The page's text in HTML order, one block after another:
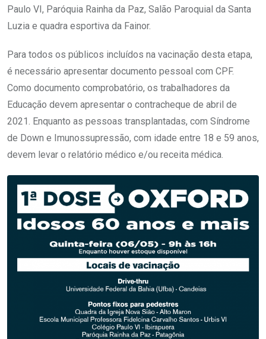
Paulo VI, Paróquia Rainha da Paz, Salão Paroquial da Santa
Luzia e quadra esportiva da Fainor.
Para todos os públicos incluídos na vacinação desta etapa,
é necessário apresentar documento pessoal com CPF.
Como documento comprobatório, os trabalhadores da
Educação devem apresentar o contracheque de abril de
2021. Enquanto as pessoas transplantadas, com Síndrome
de Down e Imunossupressão, com idade entre 18 e 59 anos,
devem levar o relatório médico e/ou receita médica.